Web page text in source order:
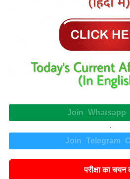
Join Whatsapp
.
Join Telegram
परीक्षा का चयन